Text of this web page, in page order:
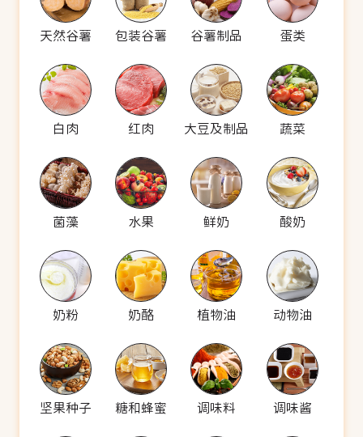
天然谷薯 包装谷薯 谷薯制品 蛋类
白肉 红肉 大豆及制品 蔬菜
菌藻 水果 鲜奶 酸奶
奶粉 奶酪 植物油 动物油
坚果种子 糖和蜂蜜 调味料 调味酱